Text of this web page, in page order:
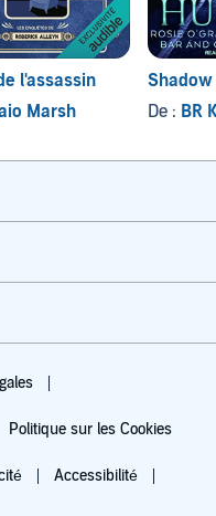
l'assassin
Marsh
De : BR
Politique sur les Cookies
Accessibilité